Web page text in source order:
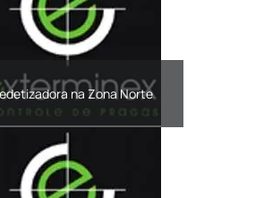
na Zona Norte